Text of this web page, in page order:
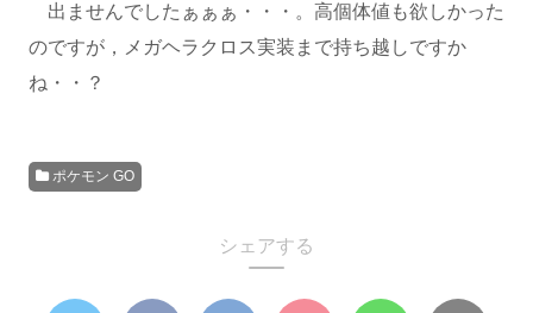
出ませんでしたぁぁぁ・・・。高個体値も欲しかった
のですが，メガヘラクロス実装まで持ち越しですか
ね・・？
ポケモン GO
シェアする